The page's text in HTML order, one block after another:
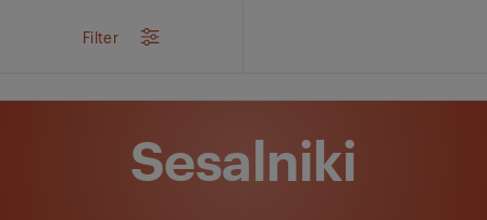
Sesalniki
Filter